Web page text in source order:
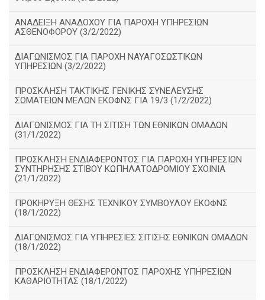
ΑΝΑΔΕΙΞΗ ΑΝΑΔΟΧΟΥ ΓΙΑ ΠΑΡΟΧΗ ΥΠΗΡΕΣΙΩΝ
ΑΣΘΕΝΟΦΟΡΟΥ (3/2/2022)
ΔΙΑΓΩΝΙΣΜΟΣ ΓΙΑ ΠΑΡΟΧΗ ΝΑΥΑΓΟΣΩΣΤΙΚΩΝ
ΥΠΗΡΕΣΙΩΝ (3/2/2022)
ΠΡΟΣΚΛΗΣΗ ΤΑΚΤΙΚΗΣ ΓΕΝΙΚΗΣ ΣΥΝΕΛΕΥΣΗΣ
ΣΩΜΑΤΕΙΩΝ ΜΕΛΩΝ ΕΚΟΦΝΣ ΓΙΑ 19/3 (1/2/2022)
ΔΙΑΓΩΝΙΣΜΟΣ ΓΙΑ ΤΗ ΣΙΤΙΣΗ ΤΩΝ ΕΘΝΙΚΩΝ ΟΜΑΔΩΝ
(31/1/2022)
ΠΡΟΣΚΛΗΣΗ ΕΝΔΙΑΦΕΡΟΝΤΟΣ ΓΙΑ ΠΑΡΟΧΗ ΥΠΗΡΕΣΙΩΝ
ΣΥΝΤΗΡΗΣΗΣ ΣΤΙΒΟΥ ΚΩΠΗΛΑΤΟΔΡΟΜΙΟΥ ΣΧΟΙΝΙΑ
(21/1/2022)
ΠΡΟΚΗΡΥΞΗ ΘΕΣΗΣ ΤΕΧΝΙΚΟΥ ΣΥΜΒΟΥΛΟΥ ΕΚΟΦΝΣ
(18/1/2022)
ΔΙΑΓΩΝΙΣΜΟΣ ΓΙΑ ΥΠΗΡΕΣΙΕΣ ΣΙΤΙΣΗΣ ΕΘΝΙΚΩΝ ΟΜΑΔΩΝ
(18/1/2022)
ΠΡΟΣΚΛΗΣΗ ΕΝΔΙΑΦΕΡΟΝΤΟΣ ΠΑΡΟΧΗΣ ΥΠΗΡΕΣΙΩΝ
ΚΑΘΑΡΙΟΤΗΤΑΣ (18/1/2022)